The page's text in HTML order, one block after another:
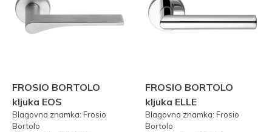
FROSIO BORTOLO
kljuka EOS
Blagovna znamka: Frosio
Bortolo
FROSIO BORTOLO
kljuka ELLE
Blagovna znamka: Frosio
Bortolo